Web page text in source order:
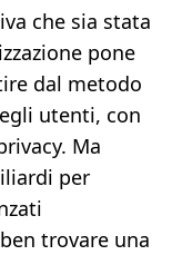
che sia stata
pone
dal metodo
utenti, con
Ma
per
trovare una